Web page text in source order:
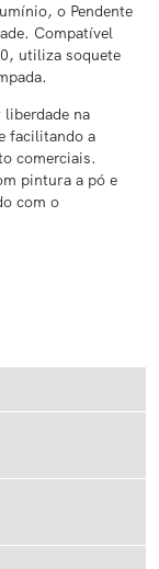
o Pendente
Compatível
utiliza soquete
na
facilitando a
comerciais.
pintura a pó e
com o